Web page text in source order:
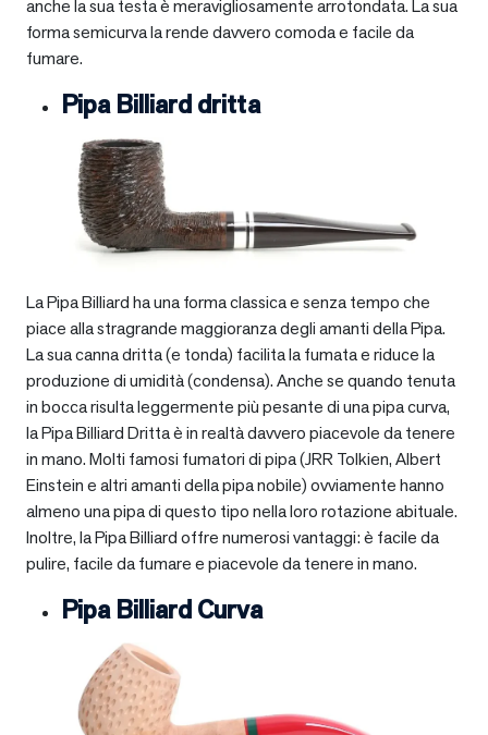
anche la sua testa è meravigliosamente arrotondata. La sua
forma semicurva la rende davvero comoda e facile da
fumare.
Pipa Billiard dritta
La Pipa Billiard ha una forma classica e senza tempo che
piace alla stragrande maggioranza degli amanti della Pipa.
La sua canna dritta (e tonda) facilita la fumata e riduce la
produzione di umidità (condensa). Anche se quando tenuta
in bocca risulta leggermente più pesante di una pipa curva,
la Pipa Billiard Dritta è in realtà davvero piacevole da tenere
in mano. Molti famosi fumatori di pipa (JRR Tolkien, Albert
Einstein e altri amanti della pipa nobile) ovviamente hanno
almeno una pipa di questo tipo nella loro rotazione abituale.
Inoltre, la Pipa Billiard offre numerosi vantaggi: è facile da
pulire, facile da fumare e piacevole da tenere in mano.
Pipa Billiard Curva